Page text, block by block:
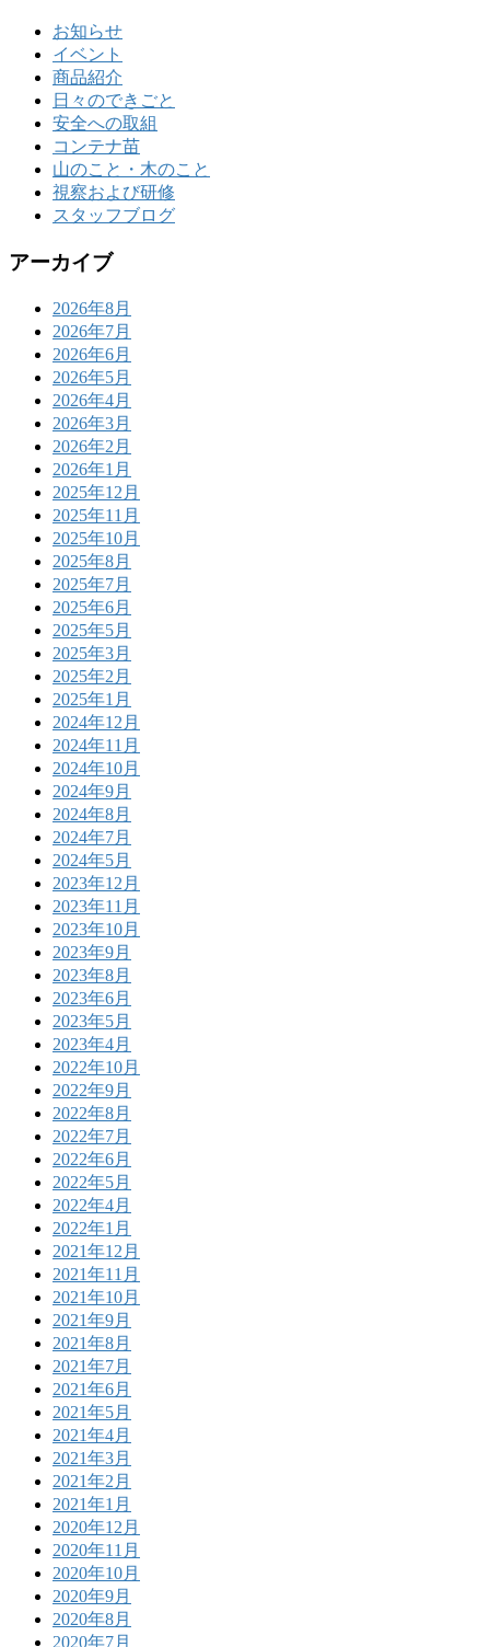
お知らせ
イベント
商品紹介
日々のできごと
安全への取組
コンテナ苗
山のこと・木のこと
視察および研修
スタッフブログ
アーカイブ
2026年8月
2026年7月
2026年6月
2026年5月
2026年4月
2026年3月
2026年2月
2026年1月
2025年12月
2025年11月
2025年10月
2025年8月
2025年7月
2025年6月
2025年5月
2025年3月
2025年2月
2025年1月
2024年12月
2024年11月
2024年10月
2024年9月
2024年8月
2024年7月
2024年5月
2023年12月
2023年11月
2023年10月
2023年9月
2023年8月
2023年6月
2023年5月
2023年4月
2022年10月
2022年9月
2022年8月
2022年7月
2022年6月
2022年5月
2022年4月
2022年1月
2021年12月
2021年11月
2021年10月
2021年9月
2021年8月
2021年7月
2021年6月
2021年5月
2021年4月
2021年3月
2021年2月
2021年1月
2020年12月
2020年11月
2020年10月
2020年9月
2020年8月
2020年7月